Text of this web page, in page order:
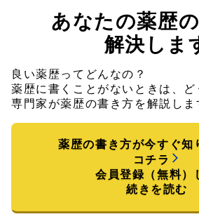
あなたの薬歴の
解決しま
良い薬歴ってどんなの？
薬歴に書くことがないときは、ど
専門家が薬歴の書き方を解説しま
薬歴の書き方が今すぐ知
コチラ
会員登録（無料）
続きを読む